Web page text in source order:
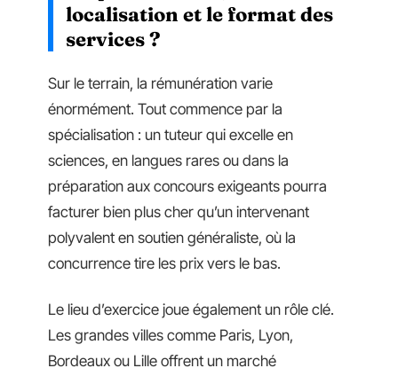
localisation et le format des
services ?
Sur le terrain, la rémunération varie
énormément. Tout commence par la
spécialisation : un tuteur qui excelle en
sciences, en langues rares ou dans la
préparation aux concours exigeants pourra
facturer bien plus cher qu’un intervenant
polyvalent en soutien généraliste, où la
concurrence tire les prix vers le bas.
Le lieu d’exercice joue également un rôle clé.
Les grandes villes comme Paris, Lyon,
Bordeaux ou Lille offrent un marché